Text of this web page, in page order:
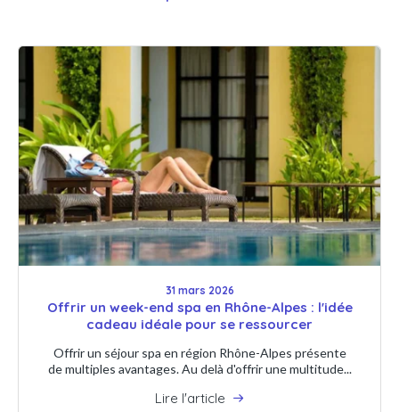
31 mars 2026
Offrir un week-end spa en Rhône-Alpes : l'idée
cadeau idéale pour se ressourcer
Offrir un séjour spa en région Rhône-Alpes présente
de multiples avantages. Au delà d'offrir une multitude...
Lire l'article